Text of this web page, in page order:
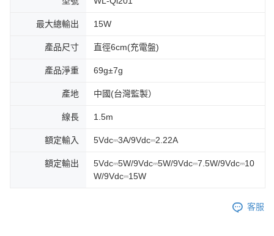
最大總輸出 15W
產品尺寸 直徑6cm(充電盤)
產品淨重 69g±7g
產地 中國(台灣監製）
線長 1.5m
額定輸入 5Vdc⎓3A/9Vdc⎓2.22A
額定輸出
5Vdc⎓5W/9Vdc⎓5W/9Vdc⎓7.5W/9Vdc⎓10
W/9Vdc⎓15W
客服